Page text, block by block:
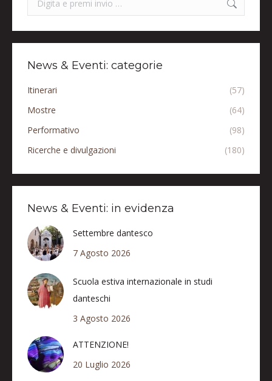
News & Eventi: categorie
Itinerari
(57)
Mostre
(64)
Performativo
(98)
Ricerche e divulgazioni
(180)
News & Eventi: in evidenza
Settembre dantesco
7 Agosto 2026
Scuola estiva internazionale in studi
danteschi
3 Agosto 2026
ATTENZIONE!
20 Luglio 2026